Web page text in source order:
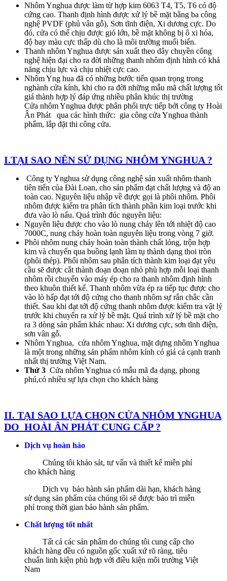
Nhôm Ynghua được làm từ hợp kim 6063 T4, T5, T6 có độ
cứng cao. Thanh định hình được xử lý bề mặt bằng ba công
nghệ PVDF (phủ vân gỗ), Sơn tĩnh điện, Xi dương cực. Do
đó, cửa có thể chịu được gió lớn, bề mặt không bị ô xi hóa,
độ bay màu cực thấp dù cho là môi trường muối biển.
Thanh nhôm Ynghua được sản xuất theo dây chuyền công
nghệ hiện đại cho ra đời những thanh nhôm định hình có khả
năng chịu lực và chịu nhiệt cực cao.
Nhôm Yng hua đã có những bước tiến quan trọng trong
nghành cửa kính, khi cho ra đời những mẫu mã chất lượng tốt
giá thành hợp lý đáp ứng nhiều phân khúc thị trường
Cửa nhôm Ynghua được phân phối trực tiếp bởi công ty Hoài
Ân Phát qua các hình thức: gia công cửa Ynghua thành
phẩm, lắp đặt thi công cửa.
I.TẠI SAO NÊN SỬ DỤNG NHÔM YNGHUA ?
Công ty Ynghua sử dụng công nghệ sản xuất nhôm thanh
tiên tiến của Đài Loan, cho sản phẩm đạt chất lượng và độ an
toàn cao. Nguyên liệu nhập về được gọi là phôi nhôm. Phôi
nhôm được kiểm tra phân tích thành phần kim loại trước khi
đưa vào lò nấu. Quá trình đúc nguyên liệu:
Nguyên liệu được cho vào lò nung chảy lên tới nhiệt độ cao
7000C, nung chảy hoàn toàn nguyên liệu trong vòng 7 giờ.
Phôi nhôm nung chảy hoàn toàn thành chất lỏng, trộn hợp
kim và chuyển qua buồng lạnh làm tụ thành dạng thoi tròn
(phôi thép). Phối nhôm sau phân tích thành kim loại đạt yêu
cầu sẽ được cắt thành đoạn đoạn nhỏ phù hợp mỗi loại thanh
nhôm rồi chuyển vào máy ép cho ra thanh nhôm định hình
theo khuôn thiết kế. Thanh nhôm vừa ép ra tiếp tục được cho
vào lò hấp đạt tới độ cứng cho thanh nhôm sự rắn chắc cần
thiết. Sau khi đạt tới độ cứng thanh nhôm được kiểm tra vật lý
trước khi chuyển ra xử lý bề mặt. Quá trình xử lý bề mặt cho
ra 3 dòng sản phẩm khác nhau: Xi dương cực, sơn tĩnh điện,
sơn vân gỗ.
Nhôm Ynghua, cửa nhôm Ynghua, mặt dựng nhôm Ynghua
là một trong những sản phẩm nhôm kính có giá cả cạnh tranh
nhất thị trường Việt Nam.
Thứ 3 Cửa nhôm Ynghua có mẫu mã đa dạng, phong
phú,có nhiều sự lựa chọn cho khách hàng
II. TẠI SAO LỰA CHỌN CỬA NHÔM YNGHUA
DO HOÀI ÂN PHÁT CUNG CẤP ?
Dịch vụ hoàn hảo
Chúng tôi khảo sát, tư vấn và thiết kế miễn phí
cho khách hàng
Dịch vụ bảo hành sản phẩm dài hạn, khách hàng
sử dụng sản phẩm của chúng tôi sẽ được bảo trì miễn
phí trong thời gian bảo hành sản phẩm.
Chất lượng tốt nhất
Tất cả các sản phẩm do chúng tôi cung cấp cho
khách hàng đều có nguồn gốc xuất xứ rõ ràng, tiêu
chuẩn linh kiện phù hợp với điều kiện môi trường Việt
Nam